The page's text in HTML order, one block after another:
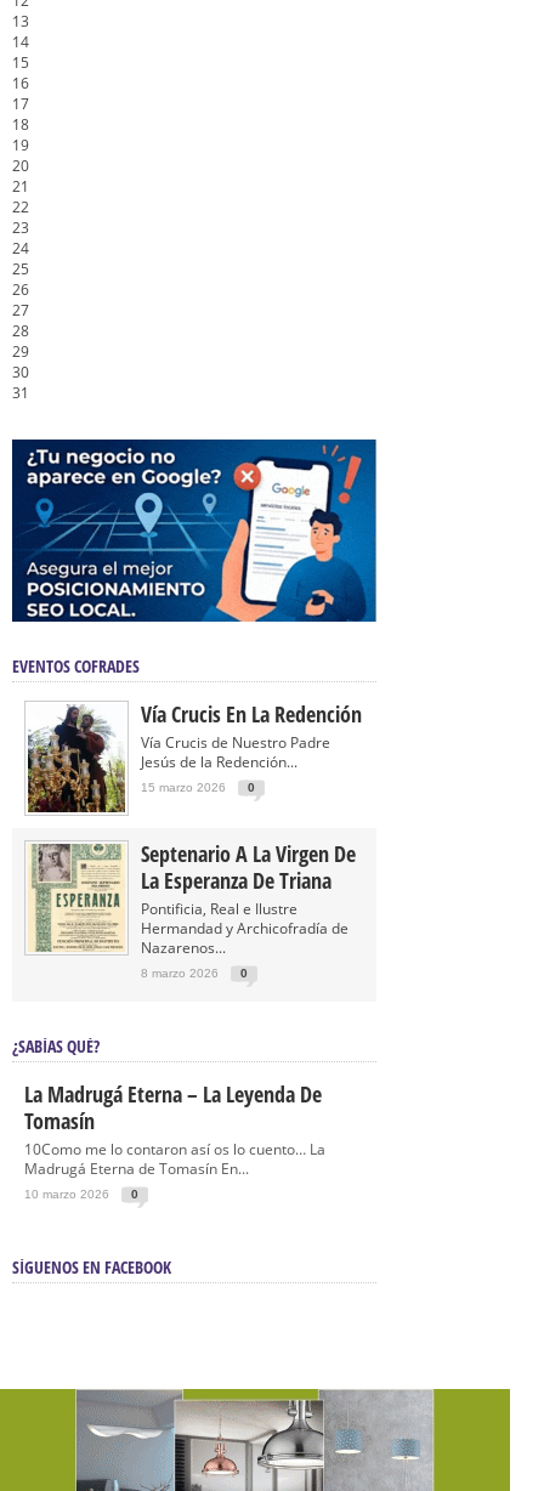
13
14
15
16
17
18
19
20
21
22
23
24
25
26
27
28
29
30
31
EVENTOS COFRADES
Vía Crucis En La Redención
Vía Crucis de Nuestro Padre
Jesús de la Redención...
15 marzo 2026 0
Septenario A La Virgen De
La Esperanza De Triana
Pontificia, Real e Ilustre
Hermandad y Archicofradía de
Nazarenos...
8 marzo 2026 0
¿SABÍAS QUÉ?
La Madrugá Eterna – La Leyenda De
Tomasín
10Como me lo contaron así os lo cuento… La
Madrugá Eterna de Tomasín En...
10 marzo 2026 0
SÍGUENOS EN FACEBOOK